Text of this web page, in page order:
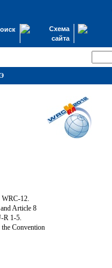
12.
Article 8
R 1-5.
Convention